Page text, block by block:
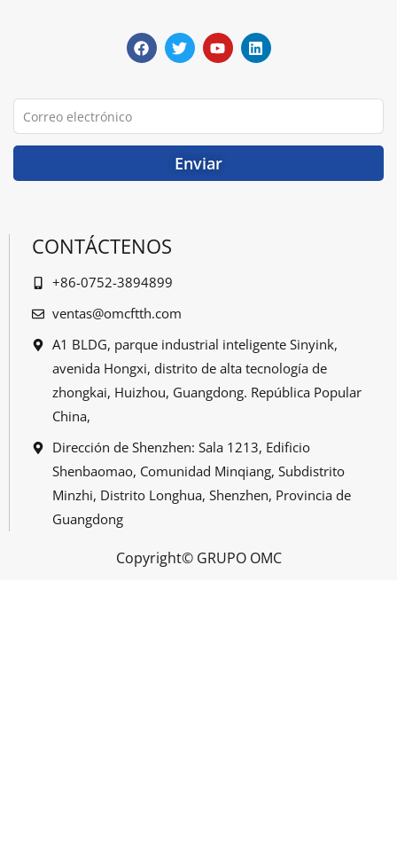
a
c
e
o
o
r
j
o
u
T
e
i
n
k
I
Correo
electrónico
Enviar
CONTÁCTENOS
+86-0752-3894899
ventas@omcftth.com
A1 BLDG, parque industrial inteligente Sinyink,
avenida Hongxi, distrito de alta tecnología de
zhongkai, Huizhou, Guangdong. República Popular
China,
Dirección de Shenzhen: Sala 1213, Edificio
Shenbaomao, Comunidad Minqiang, Subdistrito
Minzhi, Distrito Longhua, Shenzhen, Provincia de
Guangdong
Copyright© GRUPO OMC